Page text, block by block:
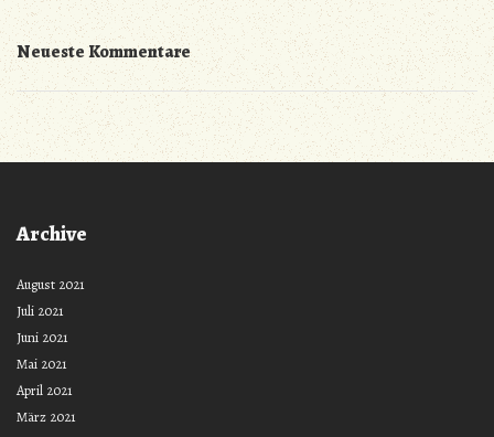
Neueste Kommentare
Archive
August 2021
Juli 2021
Juni 2021
Mai 2021
April 2021
März 2021